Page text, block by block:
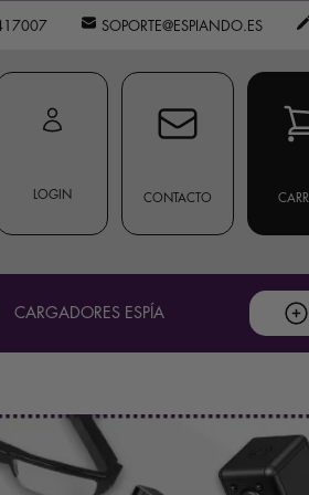
SOPORTE@ESPIANDO.ES
LOGIN CONTACTO
CARGADORES ESPÍA